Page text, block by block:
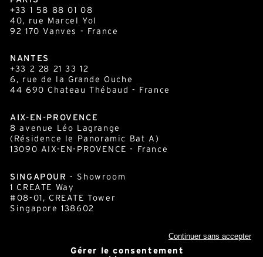
Gérer le consentement
Continuer sans accepter
NANTES
44 690 Chateau Thébaud - France
AIX-EN-PROVENCE
13090 AIX-EN-PROVENCE - France
SINGAPOUR - Showroom
Singapore 138602